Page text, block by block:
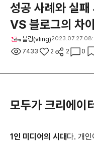
성공 사례와 실
VS 블로그의 차이
블링(vling)2023.07.27
7433 2 2 0
모두가 크리에이
1인 미디어의 시대다. 개